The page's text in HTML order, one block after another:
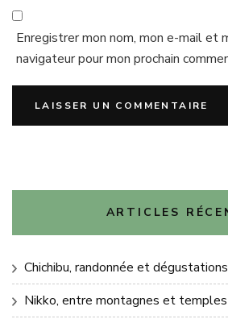
Enregistrer mon nom, mon e-mail et
navigateur pour mon prochain
ARTICLES
Chichibu, randonnée et dégustations
Nikko, entre montagnes et temples